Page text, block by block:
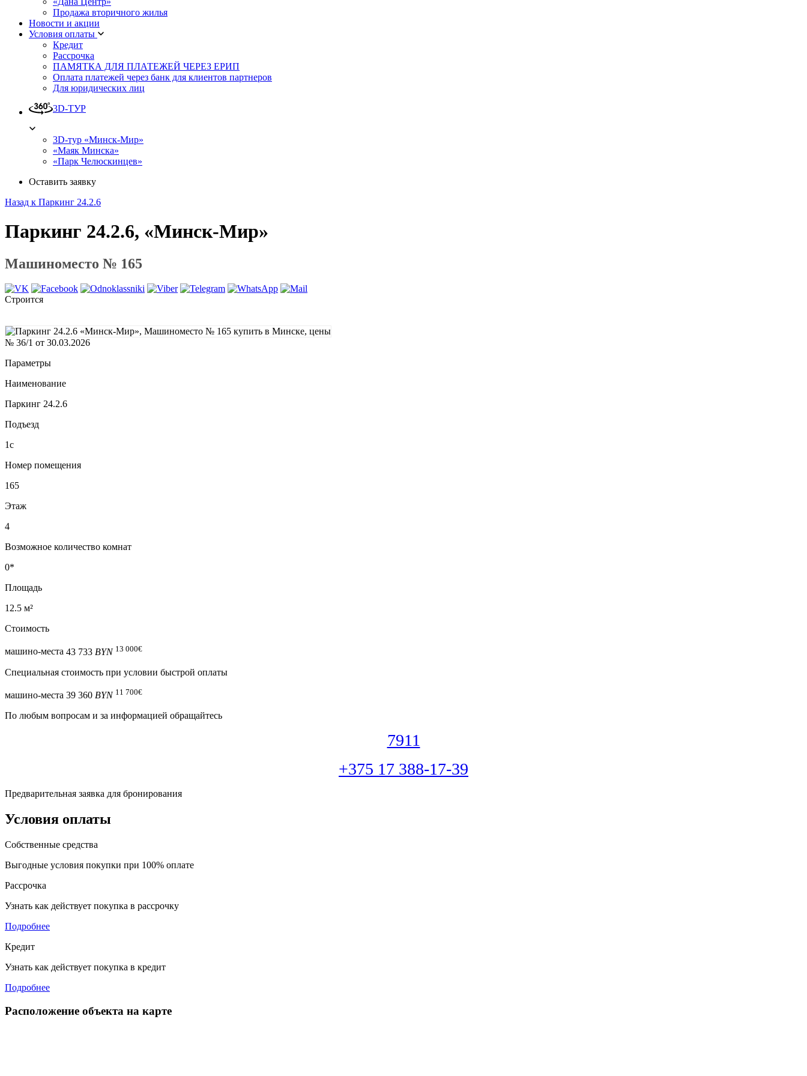
Продажа вторичного жилья
Новости и акции
Условия оплаты
Кредит
Рассрочка
ПАМЯТКА ДЛЯ ПЛАТЕЖЕЙ ЧЕРЕЗ ЕРИП
Оплата платежей через банк для клиентов партнеров
Для юридических лиц
3D-ТУР
3D-тур «Минск-Мир»
«Маяк Минска»
«Парк Челюскинцев»
Оставить заявку
Назад к Паркинг 24.2.6
Паркинг 24.2.6, «Минск-Мир»
Машиноместо № 165
Строится
№ 36/1 от 30.03.2026
Параметры
Наименование
Паркинг 24.2.6
Подъезд
1с
Номер помещения
165
Этаж
4
Возможное количество комнат
0*
Площадь
12.5 м²
Стоимость
машино-места 43 733 BYN 13 000€
Специальная cтоимость при условии быстрой оплаты
машино-места 39 360 BYN 11 700€
По любым вопросам и за информацией обращайтесь
7911
+375 17 388-17-39
Предварительная заявка для бронирования
Условия оплаты
Собственные средства
Выгодные условия покупки при 100% оплате
Рассрочка
Узнать как действует покупка в рассрочку
Подробнее
Кредит
Узнать как действует покупка в кредит
Подробнее
Расположение объекта на карте